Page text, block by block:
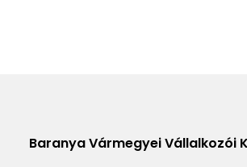
Baranya Vármegyei Vállalkozói